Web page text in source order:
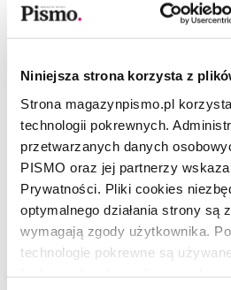
Niniejsza strona korzysta z
Strona magazynpismo.pl
technologii pokrewnych.
przetwarzanych danych
PISMO oraz jej partnerzy
Prywatności. Pliki cookies
optymalnego działania strony są
wymagają zgody użytkownika.
technologie pokrewne są